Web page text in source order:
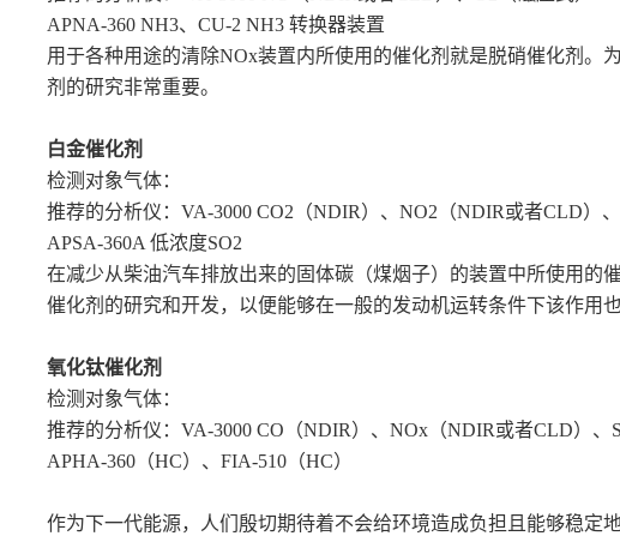
APNA-360 NH3、CU-2 NH3 转换器装置
用于各种用途的清除NOx装置内所使用的催化剂就是脱硝催化剂。
剂的研究非常重要。
白金催化剂
检测对象气体：
推荐的分析仪：VA-3000 CO2（NDIR）、NO2（NDIR或者CLD）、
APSA-360A 低浓度SO2
在减少从柴油汽车排放出来的固体碳（煤烟子）的装置中所使用的
催化剂的研究和开发，以便能够在一般的发动机运转条件下该作用也
氧化钛催化剂
检测对象气体：
推荐的分析仪：VA-3000 CO（NDIR）、NOx（NDIR或者CLD）、
APHA-360（HC）、FIA-510（HC）
作为下一代能源，人们殷切期待着不会给环境造成负担且能够稳定